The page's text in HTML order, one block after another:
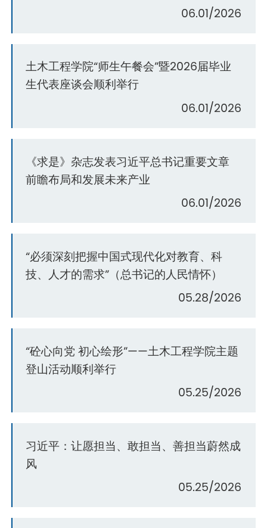
06.01/2026
土木工程学院“师生午餐会”暨2026届毕业
生代表座谈会顺利举行
06.01/2026
《求是》杂志发表习近平总书记重要文章
前瞻布局和发展未来产业
06.01/2026
“必须深刻把握中国式现代化对教育、科
技、人才的需求”（总书记的人民情怀）
05.28/2026
“砼心向党 初心绘形”——土木工程学院主题
登山活动顺利举行
05.25/2026
习近平：让愿担当、敢担当、善担当蔚然成
风
05.25/2026